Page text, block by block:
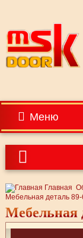
Меню
Главная
Мебельная деталь
Мебельная